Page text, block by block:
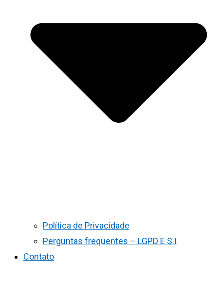
Política de Privacidade
Perguntas frequentes – LGPD E S.I
Contato